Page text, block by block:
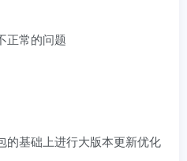
正常的问题
的基础上进行大版本更新优化